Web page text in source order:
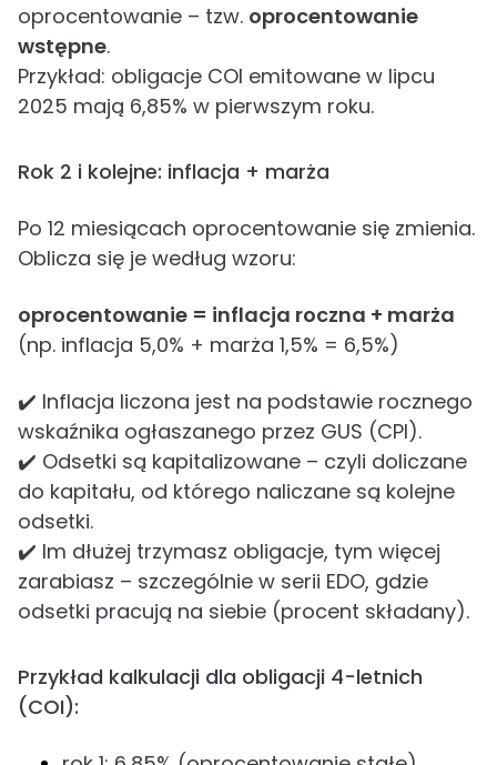
oprocentowanie – tzw. oprocentowanie
wstępne.
Przykład: obligacje COI emitowane w lipcu
2025 mają 6,85% w pierwszym roku.
Rok 2 i kolejne: inflacja + marża
Po 12 miesiącach oprocentowanie się zmienia.
Oblicza się je według wzoru:
oprocentowanie = inflacja roczna + marża
(np. inflacja 5,0% + marża 1,5% = 6,5%)
✔️ Inflacja liczona jest na podstawie rocznego
wskaźnika ogłaszanego przez GUS (CPI).
✔️ Odsetki są kapitalizowane – czyli doliczane
do kapitału, od którego naliczane są kolejne
odsetki.
✔️ Im dłużej trzymasz obligacje, tym więcej
zarabiasz – szczególnie w serii EDO, gdzie
odsetki pracują na siebie (procent składany).
Przykład kalkulacji dla obligacji 4-letnich
(COI):